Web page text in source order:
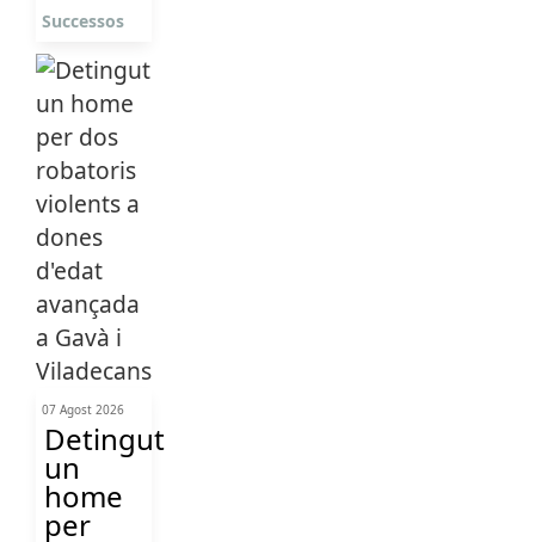
Successos
07 Agost 2026
Detingut
un
home
per